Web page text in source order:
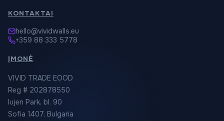
KONTAKTAI
hello@vividwalls.eu
+359 88 333 5778
ĮMONĖ
VIVID TRADE EOOD
Reg # 202878550
Iujen Park, bl. 90
Sofia 1407, Bulgaria